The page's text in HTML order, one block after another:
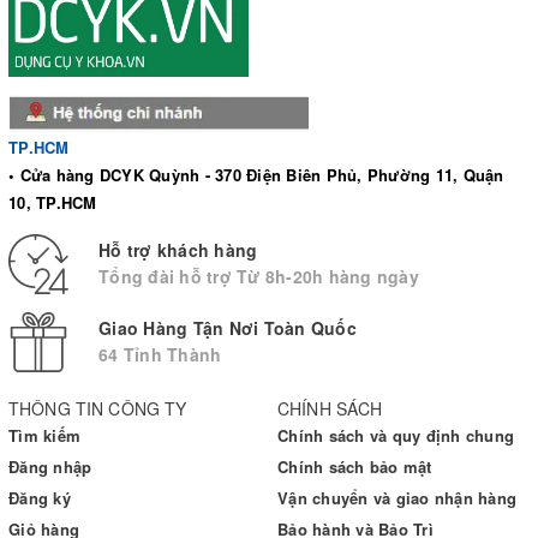
✅ BẢNG SIZE
✅ HƯỚNG DẪN MANG VỚ
THÔNG TIN CÔNG TY
Tìm kiếm
Đăng nhập
Đăng ký
Giỏ hàng
CHÍNH SÁCH
Chính sách và quy định chung
Chính sách bảo mật
Vận chuyển và giao nhận hàng
Bảo hành và Bảo Trì
TP.HCM
• Cửa hàng DCYK Quỳnh - 370 Điện Biên Phủ, Phường 11, Quận
10, TP.HCM
Hỗ trợ khách hàng
Tổng đài hỗ trợ Từ 8h-20h hàng ngày
Giao Hàng Tận Nơi Toàn Quốc
64 Tỉnh Thành